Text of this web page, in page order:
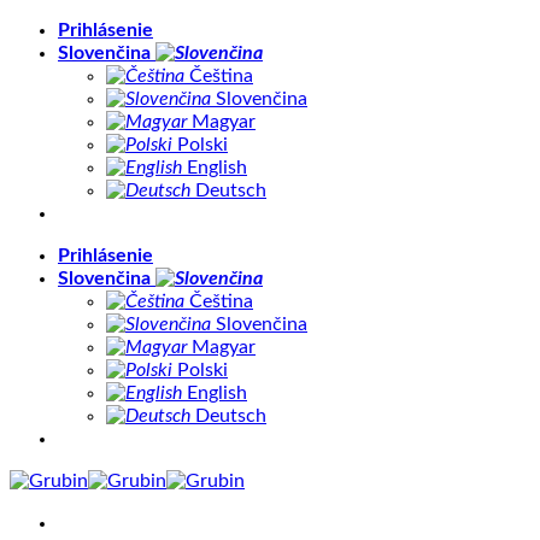
Skip
Prihlásenie
Slovenčina
Čeština
Slovenčina
Magyar
Polski
English
Deutsch
Prihlásenie
Slovenčina
Čeština
Slovenčina
Magyar
Polski
English
Deutsch